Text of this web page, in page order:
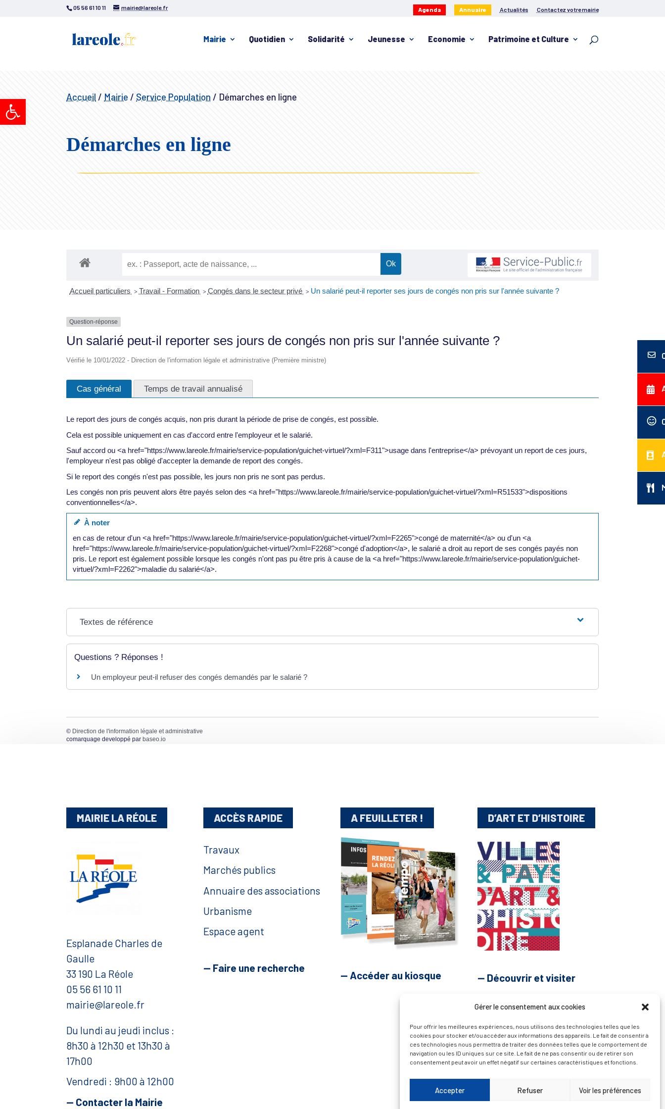
Ouvrir la barre d’outils
Gérer le consentement aux cookies
Pour offrir les meilleures expériences, nous utilisons des technologies telles que les
cookies pour stocker et/ou accéder aux informations des appareils. Le fait de consentir à
ces technologies nous permettra de traiter des données telles que le comportement de
navigation ou les ID uniques sur ce site. Le fait de ne pas consentir ou de retirer son
consentement peut avoir un effet négatif sur certaines caractéristiques et fonctions.
Accepter Refuser Voir les préférences
05 56 61 10 11 mairie@lareole.fr Agenda Annuaire Actualités Contactez votre mairie
Mairie Quotidien Solidarité Jeunesse Economie Patrimoine et Culture
Accueil / Mairie / Service Population / Démarches en ligne
Démarches en ligne
Accueil particuliers > Travail - Formation > Congés dans le secteur privé > Un salarié peut-il reporter ses jours de congés non pris sur l'année suivante ?
Question-réponse
Un salarié peut-il reporter ses jours de congés non pris sur l'année suivante ?
Vérifié le 10/01/2022 - Direction de l'information légale et administrative (Première ministre)
Cas général Temps de travail annualisé
Le report des jours de congés acquis, non pris durant la période de prise de congés, est possible.
Cela est possible uniquement en cas d'accord entre l'employeur et le salarié.
Sauf accord ou <a href="https://www.lareole.fr/mairie/service-population/guichet-virtuel/?xml=F311">usage dans l'entreprise</a> prévoyant un report de ces jours,
l'employeur n'est pas obligé d'accepter la demande de report des congés.
Si le report des congés n'est pas possible, les jours non pris ne sont pas perdus.
Les congés non pris peuvent alors être payés selon des <a href="https://www.lareole.fr/mairie/service-population/guichet-virtuel/?xml=R51533">dispositions
conventionnelles</a>.
À noter
en cas de retour d'un <a href="https://www.lareole.fr/mairie/service-population/guichet-virtuel/?xml=F2265">congé de maternité</a> ou d'un <a
href="https://www.lareole.fr/mairie/service-population/guichet-virtuel/?xml=F2268">congé d'adoption</a>, le salarié a droit au report de ses congés payés non
pris. Le report est également possible lorsque les congés n'ont pas pu être pris à cause de la <a href="https://www.lareole.fr/mairie/service-population/guichet-
virtuel/?xml=F2262">maladie du salarié</a>.
Textes de référence
Questions ? Réponses !
Un employeur peut-il refuser des congés demandés par le salarié ?
© Direction de l'information légale et administrative
comarquage developpé par baseo.io
MAIRIE LA RÉOLE
Esplanade Charles de
Gaulle
33 190 La Réole
05 56 61 10 11
mairie@lareole.fr
Du lundi au jeudi inclus :
8h30 à 12h30 et 13h30 à
17h00
Vendredi : 9h00 à 12h00
— Contacter la Mairie
ACCÈS RAPIDE
Travaux
Marchés publics
Annuaire des associations
Urbanisme
Espace agent
— Faire une recherche
A FEUILLETER !
— Accéder au kiosque
D’ART ET D’HISTOIRE
— Découvrir et visiter